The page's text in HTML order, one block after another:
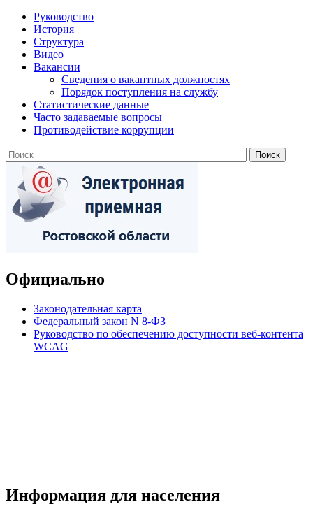
Руководство
История
Структура
Видео
Вакансии
Сведения о вакантных должностях
Порядок поступления на службу
Статистические данные
Часто задаваемые вопросы
Противодействие коррупции
Официально
Законодательная карта
Федеральный закон N 8-ФЗ
Руководство по обеспечению доступности веб-контента
WCAG
Информация для населения